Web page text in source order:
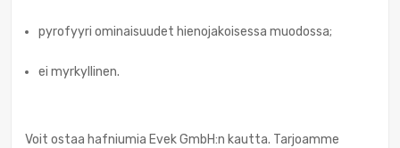
pyrofyyri ominaisuudet hienojakoisessa muodossa;
ei myrkyllinen.
Voit ostaa hafniumia Evek GmbH:n kautta. Tarjoamme